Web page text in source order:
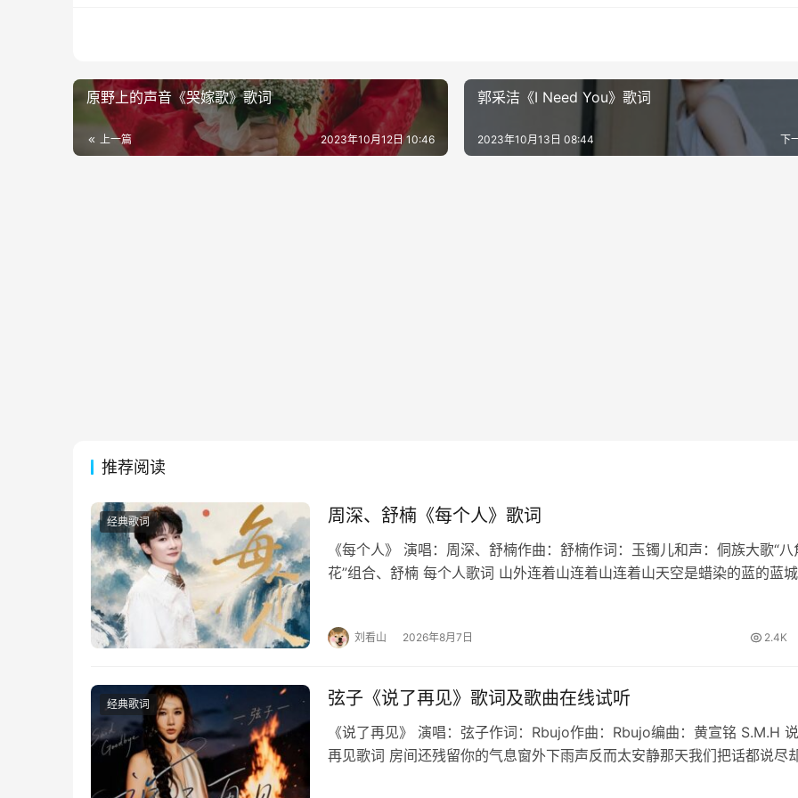
原野上的声音《哭嫁歌》歌词
上一篇 2023年10月12日 10:46
郭采洁《I Need You》歌词
下
2023年10月13日 08:44
推荐阅读
经典歌词 周深、舒楠《每个人》歌词
《每个人》 演唱：周深、舒楠作曲：舒楠作词：玉镯儿和声：侗族大歌“八
花”组合、舒楠 每个人歌词 山外连着山连着山连着山天空是蜡染的蓝的蓝
刘看山 2026年8月7日 2.4K
经典歌词 弦子《说了再见》歌词及歌曲在线试听
《说了再见》 演唱：弦子作词：Rbujo作曲：Rbujo编曲：黄宣铭 S.M.H
再见歌词 房间还残留你的气息窗外下雨声反而太安静那天我们把话都说尽